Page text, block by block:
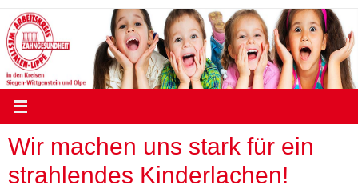
Zum
Inhalt
springen
Wir machen uns stark für ein
strahlendes Kinderlachen!